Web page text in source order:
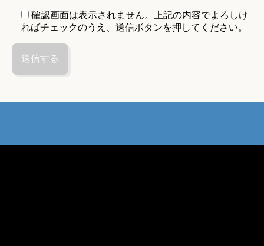
確認画面は表示されません。上記の内容でよろしけ
ればチェックのうえ、送信ボタンを押してください。